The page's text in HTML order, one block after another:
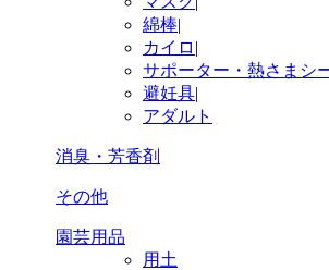
綿棒|
カイロ |
サポーター・熱さまシ
避妊具|
アダルト
消臭・芳香剤
その他
園芸用品
用土